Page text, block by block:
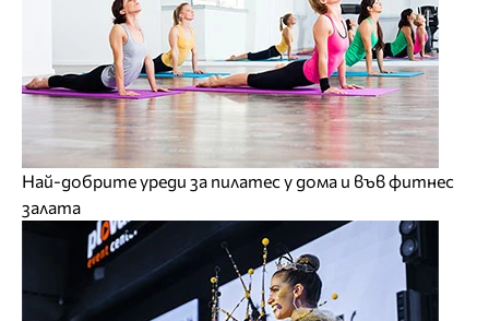
Най-добрите уреди за пилатес у дома и във фитнес
залата